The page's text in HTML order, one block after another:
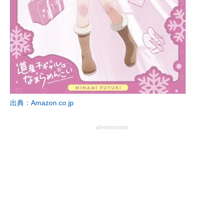
出典：Amazon.co.jp
advertisement